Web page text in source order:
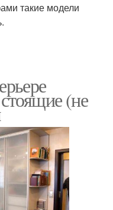
такие модели
(не